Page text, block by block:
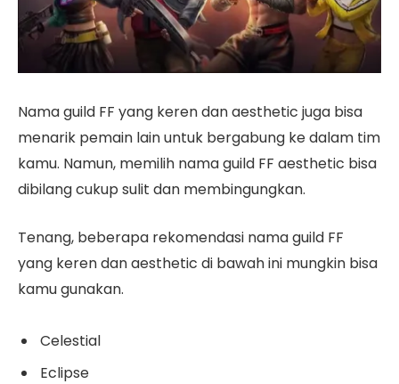
Nama guild FF yang keren dan aesthetic juga bisa
menarik pemain lain untuk bergabung ke dalam tim
kamu. Namun, memilih nama guild FF aesthetic bisa
dibilang cukup sulit dan membingungkan.
Tenang, beberapa rekomendasi nama guild FF
yang keren dan aesthetic di bawah ini mungkin bisa
kamu gunakan.
Celestial
Eclipse